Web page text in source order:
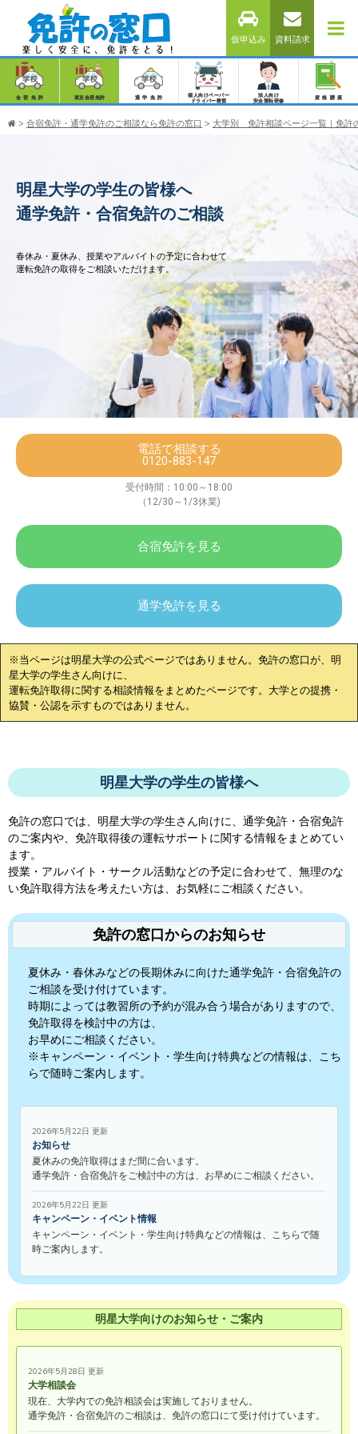
仮申込み 資料請求
合宿免許 東京合宿免許 通学免許
個人向けペーパー
ドライバー教習
法人向け
安全運転研修
資格講座
> 合宿免許・通学免許のご相談なら免許の窓口 > 大学別 免許相談ページ一覧｜免許
明星大学の学生の皆様へ
通学免許・合宿免許のご相談
春休み・夏休み、授業やアルバイトの予定に合わせて
運転免許の取得をご相談いただけます。
電話で相談する
0120-883-147
受付時間：10:00～18:00
（12/30～1/3休業)
合宿免許を見る
通学免許を見る
※当ページは明星大学の公式ページではありません。免許の窓口が、 明
星大学の学生さん向けに、
運転免許取得に関する相談情報をまとめたページです。大学との提携・
協賛・公認を示すものではありません。
明星大学の学生の皆様へ
免許の窓口では、 明星大学の学生さん向けに、通学免許・合宿免許
のご案内や、免許取得後の運転サポートに関する情報をまとめてい
ます。
授業・アルバイト・サークル活動などの予定に合わせて、無理のな
い免許取得方法を考えたい方は、お気軽にご相談ください。
免許の窓口からのお知らせ
夏休み・春休みなどの長期休みに向けた通学免許・合宿免許の
ご相談を受け付けています。
時期によっては教習所の予約が混み合う場合がありますので、
免許取得を検討中の方は、
お早めにご相談ください。
※キャンペーン・イベント・学生向け特典などの情報は、こち
らで随時ご案内します。
2026年5月22日 更新
お知らせ
夏休みの免許取得はまだ間に合います。
通学免許・合宿免許をご検討中の方は、お早めにご相談ください。
2026年5月22日 更新
キャンペーン・イベント情報
キャンペーン・イベント・学生向け特典などの情報は、こちらで随
時ご案内します。
明星大学向けのお知らせ・ご案内
2026年5月28日 更新
大学相談会
現在、大学内での免許相談会は実施しておりません。
通学免許・合宿免許のご相談は、免許の窓口にて受け付けています。